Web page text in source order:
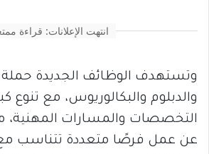
انتهت الإعلانات: قراءة
وتستهدف الوظائف الجديدة حملة
والدبلوم والبكالوريوس، مع تنوع
التخصصات والمسارات المهنية،
عن عمل فرصًا متعددة تتناسب